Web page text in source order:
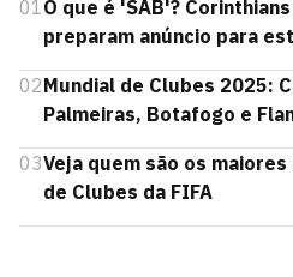
01O que é 'SAB'?
preparam anúncio para
02Mundial de Clubes 2025:
Palmeiras, Botafogo e
03Veja quem são os
de Clubes da FIFA